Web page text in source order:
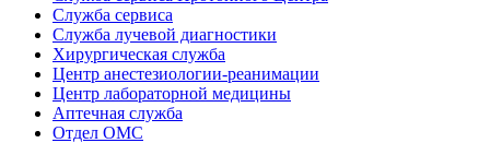
Служба сервиса
Служба лучевой диагностики
Хирургическая служба
Центр анестезиологии-реанимации
Центр лабораторной медицины
Аптечная служба
Отдел ОМС